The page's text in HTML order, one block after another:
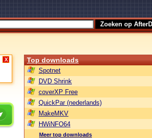
X Top downloads
Spotnet
DVD Shrink
coverXP Free
QuickPar (nederlands)
MakeMKV
HWiNFO64
Meer top downloads